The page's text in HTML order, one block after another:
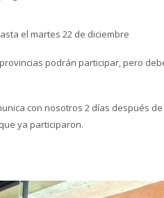
el martes 22 de diciembre
podrán participar, pero
con nosotros 2 días después
ya participaron.